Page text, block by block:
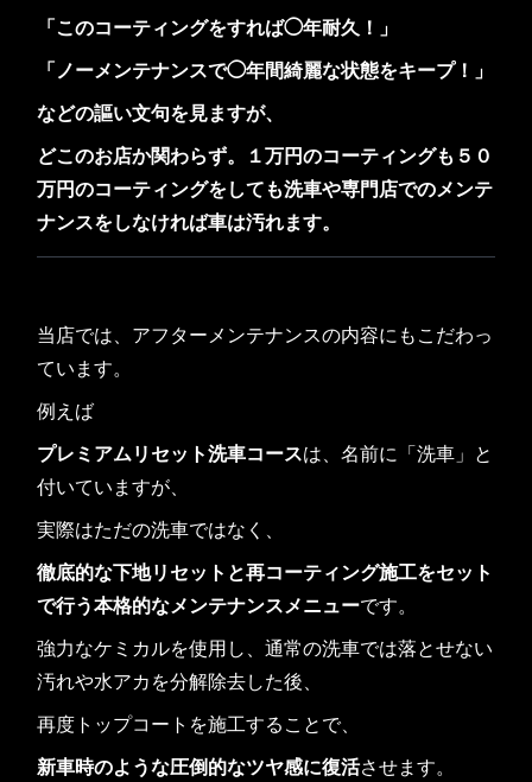
「このコーティングをすれば◯年耐久！」
「ノーメンテナンスで◯年間綺麗な状態をキープ！」
などの謳い文句を見ますが、
どこのお店か関わらず。１万円のコーティングも５０
万円のコーティングをしても洗車や専門店でのメンテ
ナンスをしなければ車は汚れます。
当店では、アフターメンテナンスの内容にもこだわっ
ています。
例えば
プレミアムリセット洗車コースは、名前に「洗車」と
付いていますが、
実際はただの洗車ではなく、
徹底的な下地リセットと再コーティング施工をセット
で行う本格的なメンテナンスメニューです。
強力なケミカルを使用し、通常の洗車では落とせない
汚れや水アカを分解除去した後、
再度トップコートを施工することで、
新車時のような圧倒的なツヤ感に復活させます。